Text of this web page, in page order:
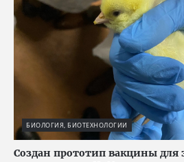
БИОЛОГИЯ, БИОТЕХНОЛОГИИ
Создан прототип вакцины